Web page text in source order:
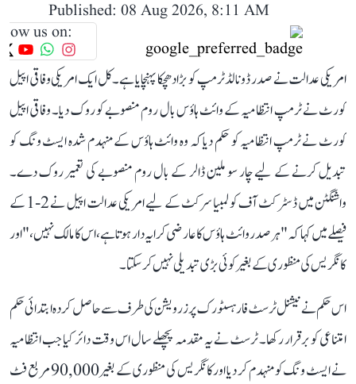
Published: 08 Aug 2026, 8:11 AM
us on:
امریکی عدالت نے صدر ڈونالڈ ٹرمپ کو بڑا دھچکا پہنچایا ہے۔ کل ایک امریکی وفاقی اپیل
کورٹ نے ٹرمپ انتظامیہ کے وائٹ ہاؤس بال روم منصوبے کو روک دیا۔ وفاقی اپیل
کورٹ نے ٹرمپ انتظامیہ کو حکم دیا کہ وہ وائٹ ہاؤس کے منہدم شدہ ایسٹ ونگ کو
تبدیل کرنے کے لیے چار سو ملین ڈالر کے بال روم منصوبے کی تعمیر روک دے۔
واشنگٹن میں ڈسٹرکٹ آف کولمبیا سرکٹ کے لیے امریکی عدالت اپیل نے 2-1 کے
فیصلے میں کہا کہ "ہر صدر وائٹ ہاؤس کا عارضی کرایہ دار ہوتا ہے، اس کا مالک نہیں،" اور
کانگریس کی منظوری کے بغیر کوئی بڑی تبدیلی نہیں کر سکتا۔
اس حکم نے نیشنل ٹرسٹ فار ہسٹورک پرزرویشن کی طرف سے حاصل کردہ ابتدائی حکم
امتناعی کو برقرار رکھا۔ ٹرسٹ نے یہ مقدمہ پچھلے سال اس وقت دائر کیا جب انتظامیہ
نے ایسٹ ونگ کو منہدم کر دیا اور کانگریس کی منظوری کے بغیر 90,000 مربع فٹ